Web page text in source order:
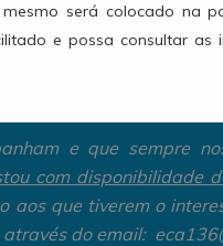
será colocado na
e possa consultar as
e que sempre
com disponibilidade
aos que tiverem o
do email: